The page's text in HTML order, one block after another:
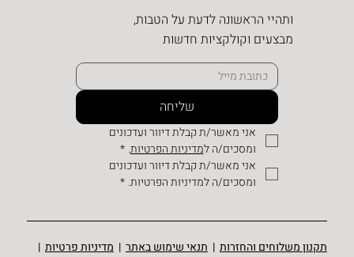
ותהיי הראשונה לדעת על הטבות,
מבצעים וקולקציות חדשות
שליחה
ומסכים/ה למדיניות הפרטיות.
*
ומסכים/ה למדיניות הפרטיות. *
תקנון משלוחים והחזרות | תנאי שימוש באתר | מדיניות פרטיות |